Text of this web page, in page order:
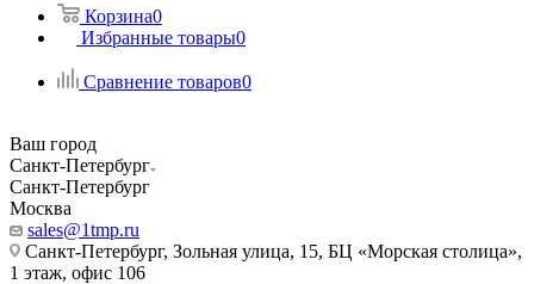
Корзина0
Избранные товары0
Сравнение товаров0
Ваш город
Санкт-Петербург
Санкт-Петербург
Москва
sales@1tmp.ru
Санкт-Петербург, Зольная улица, 15, БЦ «Морская столица»,
1 этаж, офис 106